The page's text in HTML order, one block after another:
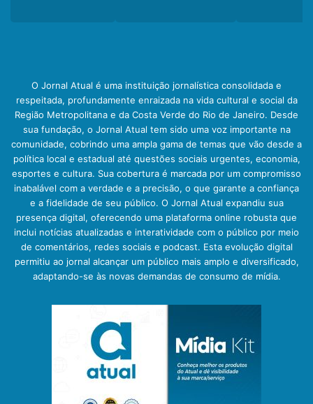
O Jornal Atual é uma instituição jornalística consolidada e
respeitada, profundamente enraizada na vida cultural e social da
Região Metropolitana e da Costa Verde do Rio de Janeiro. Desde
sua fundação, o Jornal Atual tem sido uma voz importante na
comunidade, cobrindo uma ampla gama de temas que vão desde a
política local e estadual até questões sociais urgentes, economia,
esportes e cultura. Sua cobertura é marcada por um compromisso
inabalável com a verdade e a precisão, o que garante a confiança
e a fidelidade de seu público. O Jornal Atual expandiu sua
presença digital, oferecendo uma plataforma online robusta que
inclui notícias atualizadas e interatividade com o público por meio
de comentários, redes sociais e podcast. Esta evolução digital
permitiu ao jornal alcançar um público mais amplo e diversificado,
adaptando-se às novas demandas de consumo de mídia.